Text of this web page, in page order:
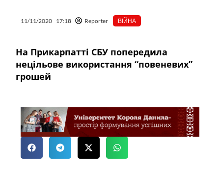
11/11/2020 17:18 Reporter ВІЙНА
На Прикарпатті СБУ попередила
нецільове використання “повеневих”
грошей